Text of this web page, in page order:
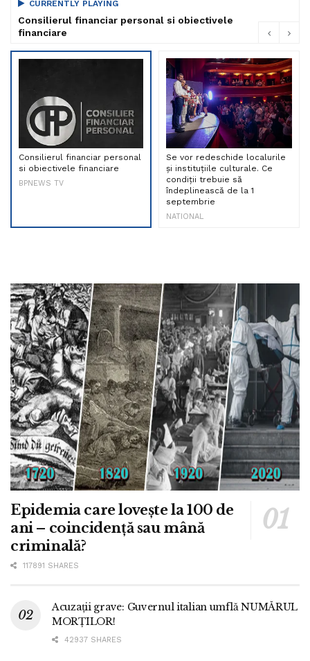
CURRENTLY PLAYING
Consilierul financiar personal si obiectivele
financiare
Consilierul financiar personal
si obiectivele financiare
BPNEWS TV
Se vor redeschide localurile
și instituțiile culturale. Ce
condiții trebuie să
îndeplinească de la 1
septembrie
NATIONAL
Epidemia care lovește la 100 de
ani – coincidență sau mână
criminală?
117891 SHARES
Acuzații grave: Guvernul italian umflă NUMĂRUL
MORȚILOR!
42937 SHARES